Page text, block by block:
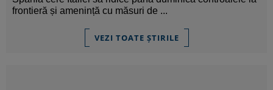
frontieră și amenință cu măsuri de ...
VEZI TOATE ȘTIRILE